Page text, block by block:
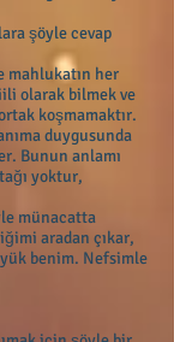
şöyle cevap
mahlukatın her
olarak bilmek ve
koşmamaktır.
duygusunda
Bunun anlamı
yoktur,
münacatta
aradan çıkar,
benim. Nefsimle